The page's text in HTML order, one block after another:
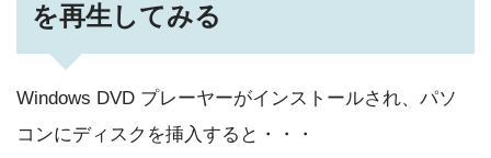
を再生してみる
Windows DVD プレーヤーがインストールされ、パソ
コンにディスクを挿入すると・・・